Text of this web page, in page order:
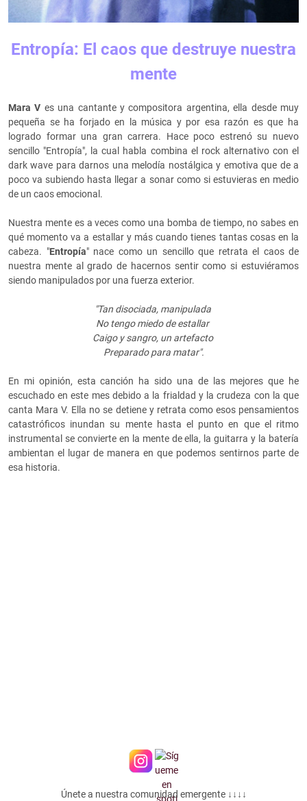
Entropía: El caos que destruye nuestra
mente
Mara V es una cantante y compositora argentina, ella desde muy
pequeña se ha forjado en la música y por esa razón es que ha
logrado formar una gran carrera. Hace poco estrenó su nuevo
sencillo "Entropía", la cual habla combina el rock alternativo con el
dark wave para darnos una melodía nostálgica y emotiva que de a
poco va subiendo hasta llegar a sonar como si estuvieras en medio
de un caos emocional.
Nuestra mente es a veces como una bomba de tiempo, no sabes en
qué momento va a estallar y más cuando tienes tantas cosas en la
cabeza. "Entropía" nace como un sencillo que retrata el caos de
nuestra mente al grado de hacernos sentir como si estuviéramos
siendo manipulados por una fuerza exterior.
"Tan disociada, manipulada
No tengo miedo de estallar
Caigo y sangro, un artefacto
Preparado para matar".
En mi opinión, esta canción ha sido una de las mejores que he
escuchado en este mes debido a la frialdad y la crudeza con la que
canta Mara V. Ella no se detiene y retrata como esos pensamientos
catastróficos inundan su mente hasta el punto en que el ritmo
instrumental se convierte en la mente de ella, la guitarra y la batería
ambientan el lugar de manera en que podemos sentirnos parte de
esa historia.
Únete a nuestra comunidad emergente ↓↓↓↓